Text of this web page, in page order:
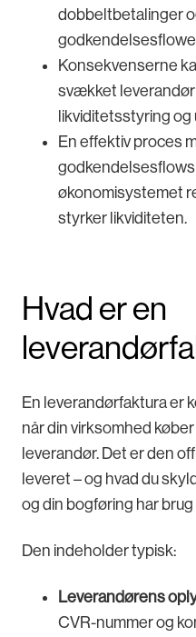
dobbeltbetalinger
Konsekvenserne
svækket
likviditetsstyring
En effektiv proces
godkendelsesflows
økonomisystemet
styrker likviditeten.
Hvad er en
En leverandørfaktura er
når din virksomhed
leverandør. Det er den
leveret – og hvad du
og din bogføring har brug
Den indeholder typisk:
Leverandørens
CVR-nummer og